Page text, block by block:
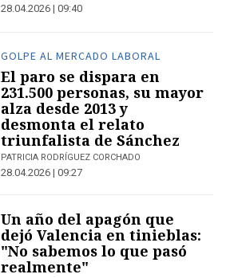
28.04.2026 | 09:40
GOLPE AL MERCADO LABORAL
El paro se dispara en
231.500 personas, su mayor
alza desde 2013 y
desmonta el relato
triunfalista de Sánchez
PATRICIA RODRÍGUEZ CORCHADO
28.04.2026 | 09:27
Un año del apagón que
dejó Valencia en tinieblas:
"No sabemos lo que pasó
realmente"